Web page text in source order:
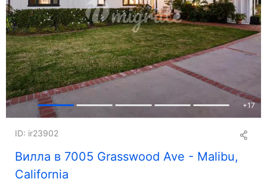
+17
Вилла в 7005 Grasswood Ave - Malibu,
California
ID: ir23902